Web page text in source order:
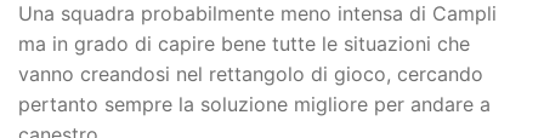
Una squadra probabilmente meno intensa di Campli
ma in grado di capire bene tutte le situazioni che
vanno creandosi nel rettangolo di gioco, cercando
pertanto sempre la soluzione migliore per andare a